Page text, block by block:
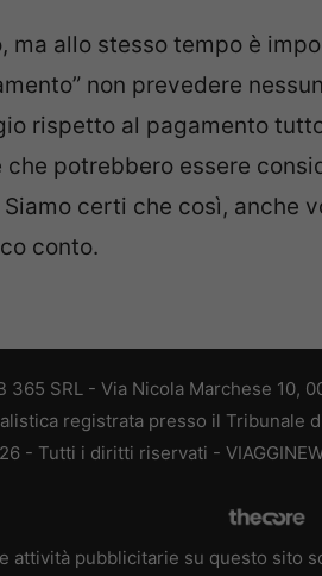
ma allo stesso tempo è
non prevedere
rispetto al pagamento
potrebbero essere
certi che così, anche
conto.
SRL - Via Nicola Marchese 10,
registrata presso il Tribunale
- Tutti i diritti riservati -
attività pubblicitarie su questo sito